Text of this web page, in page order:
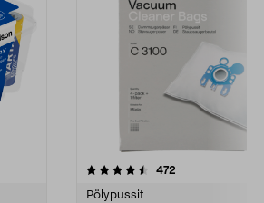
472
Pölypussit
4.5viidestä